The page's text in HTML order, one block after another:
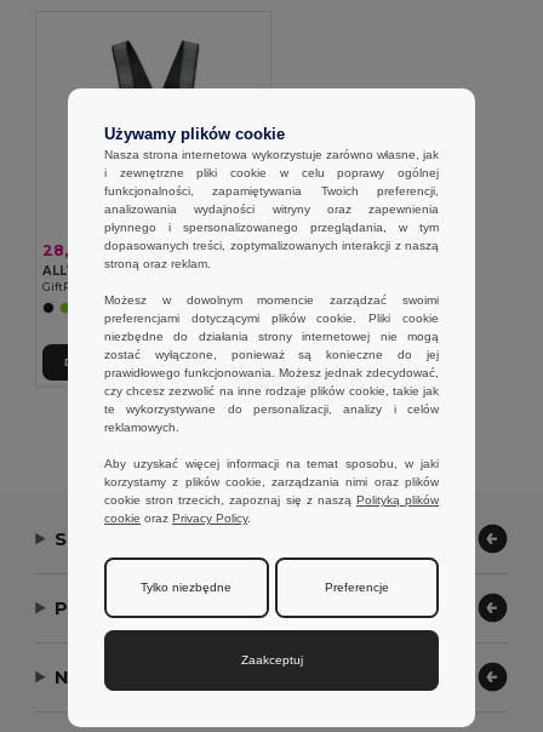
28,44 zł
GiftRetail MO2405
Dodaj Do Koszyka
Wyświetlanie Wszystkich Produktów.
Skontaktuj się z nami
Pozwól nam pomóc
Nasza firma
Używamy plików cookie
Nasza strona internetowa wykorzystuje zarówno własne, jak
i zewnętrzne pliki cookie w celu poprawy ogólnej
funkcjonalności, zapamiętywania Twoich preferencji,
analizowania wydajności witryny oraz zapewnienia
płynnego i spersonalizowanego przeglądania, w tym
dopasowanych treści, zoptymalizowanych interakcji z naszą
stroną oraz reklam.
Możesz w dowolnym momencie zarządzać swoimi
preferencjami dotyczącymi plików cookie. Pliki cookie
niezbędne do działania strony internetowej nie mogą
zostać wyłączone, ponieważ są konieczne do jej
prawidłowego funkcjonowania. Możesz jednak zdecydować,
czy chcesz zezwolić na inne rodzaje plików cookie, takie jak
te wykorzystywane do personalizacji, analizy i celów
reklamowych.
Aby uzyskać więcej informacji na temat sposobu, w jaki
korzystamy z plików cookie, zarządzania nimi oraz plików
cookie stron trzecich, zapoznaj się z naszą Polityką plików
cookie oraz Privacy Policy.
Tylko niezbędne Preferencje
Zaakceptuj